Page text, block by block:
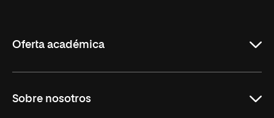
Oferta académica
Másteres Oficiales
Sobre nosotros